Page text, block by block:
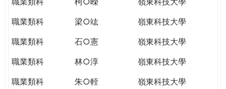
職業類科
梁○竑
嶺東科技大學
職業類科
石○憲
嶺東科技大學
職業類科
林○淳
嶺東科技大學
職業類科
朱○輊
嶺東科技大學